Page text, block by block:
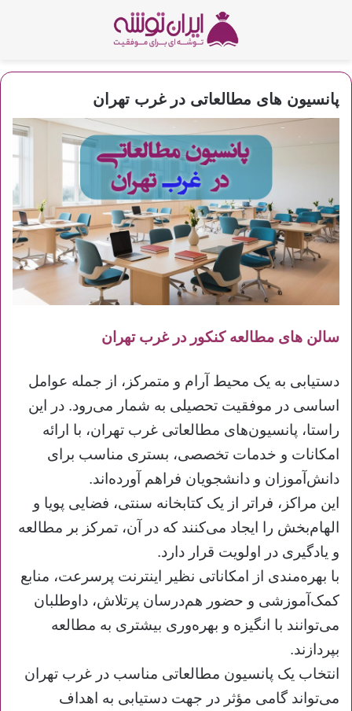
پانسیون های مطالعاتی در غرب تهران
سالن های مطالعه کنکور در غرب تهران
دستیابی به یک محیط آرام و متمرکز، از جمله عوامل
اساسی در موفقیت تحصیلی به شمار می‌رود. در این
راستا، پانسیون‌های مطالعاتی غرب تهران، با ارائه
امکانات و خدمات تخصصی، بستری مناسب برای
دانش‌آموزان و دانشجویان فراهم آورده‌اند.
این مراکز، فراتر از یک کتابخانه سنتی، فضایی پویا و
الهام‌بخش را ایجاد می‌کنند که در آن، تمرکز بر مطالعه
و یادگیری در اولویت قرار دارد.
با بهره‌مندی از امکاناتی نظیر اینترنت پرسرعت، منابع
کمک‌آموزشی و حضور هم‌درسان پرتلاش، داوطلبان
می‌توانند با انگیزه و بهره‌وری بیشتری به مطالعه
بپردازند.
انتخاب یک پانسیون مطالعاتی مناسب در غرب تهران
می‌تواند گامی مؤثر در جهت دستیابی به اهداف